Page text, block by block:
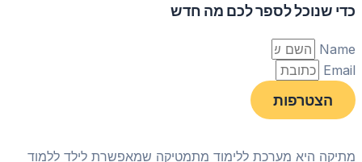
כדי שנוכל לספר לכם מה חדש
Name
Email
הצטרפות
מתיקה היא מערכת ללימוד מתמטיקה שמאפשרת לילד ללמוד